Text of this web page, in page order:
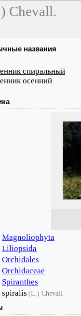
Chevall.
названия
спиральный
осенний
Magnoliophyta
Liliopsida
Orchidales
Orchidaceae
Spiranthes
spiralis (L.) Chevall.